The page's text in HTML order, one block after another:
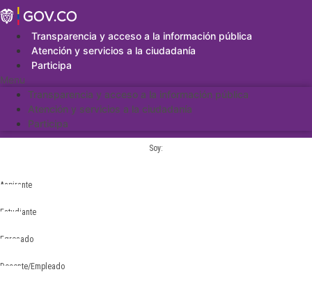
Saltar
al
contenidoTransparencia y acceso a la información pública
Atención y servicios a la ciudadanía
Participa
Menu
Transparencia y acceso a la información pública
Atención y servicios a la ciudadanía
Participa
Soy:
Aspirante
Estudiante
Egresado
Docente/Empleado